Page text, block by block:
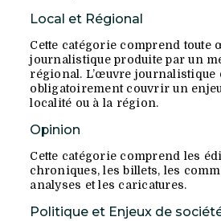
Local et Régional
Cette catégorie comprend toute
journalistique produite par un
régional. L’œuvre journalistique
obligatoirement couvrir un
localité ou à la région.
Opinion
Cette catégorie comprend les
chroniques, les billets, les
analyses et les caricatures.
Politique et Enjeux de